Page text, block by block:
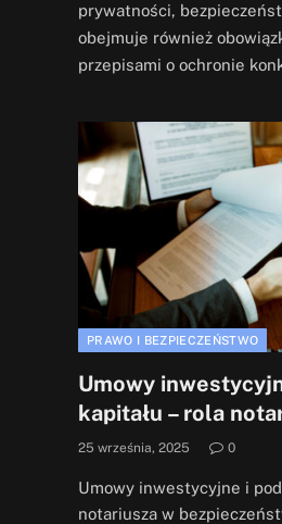
prywatności,
obejmuje również
przepisami o ochronie
PRAWO I BEZPIECZEŃSTWO
Umowy
kapitału – rola
25 września, 2025 0
Umowy inwestycyjne i
notariusza w